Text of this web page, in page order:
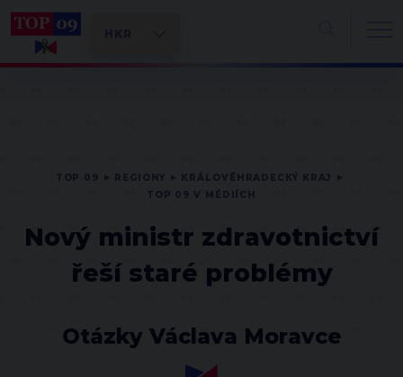
Nový ministr zdravotnictví
řeší staré problémy
Otázky Václava Moravce